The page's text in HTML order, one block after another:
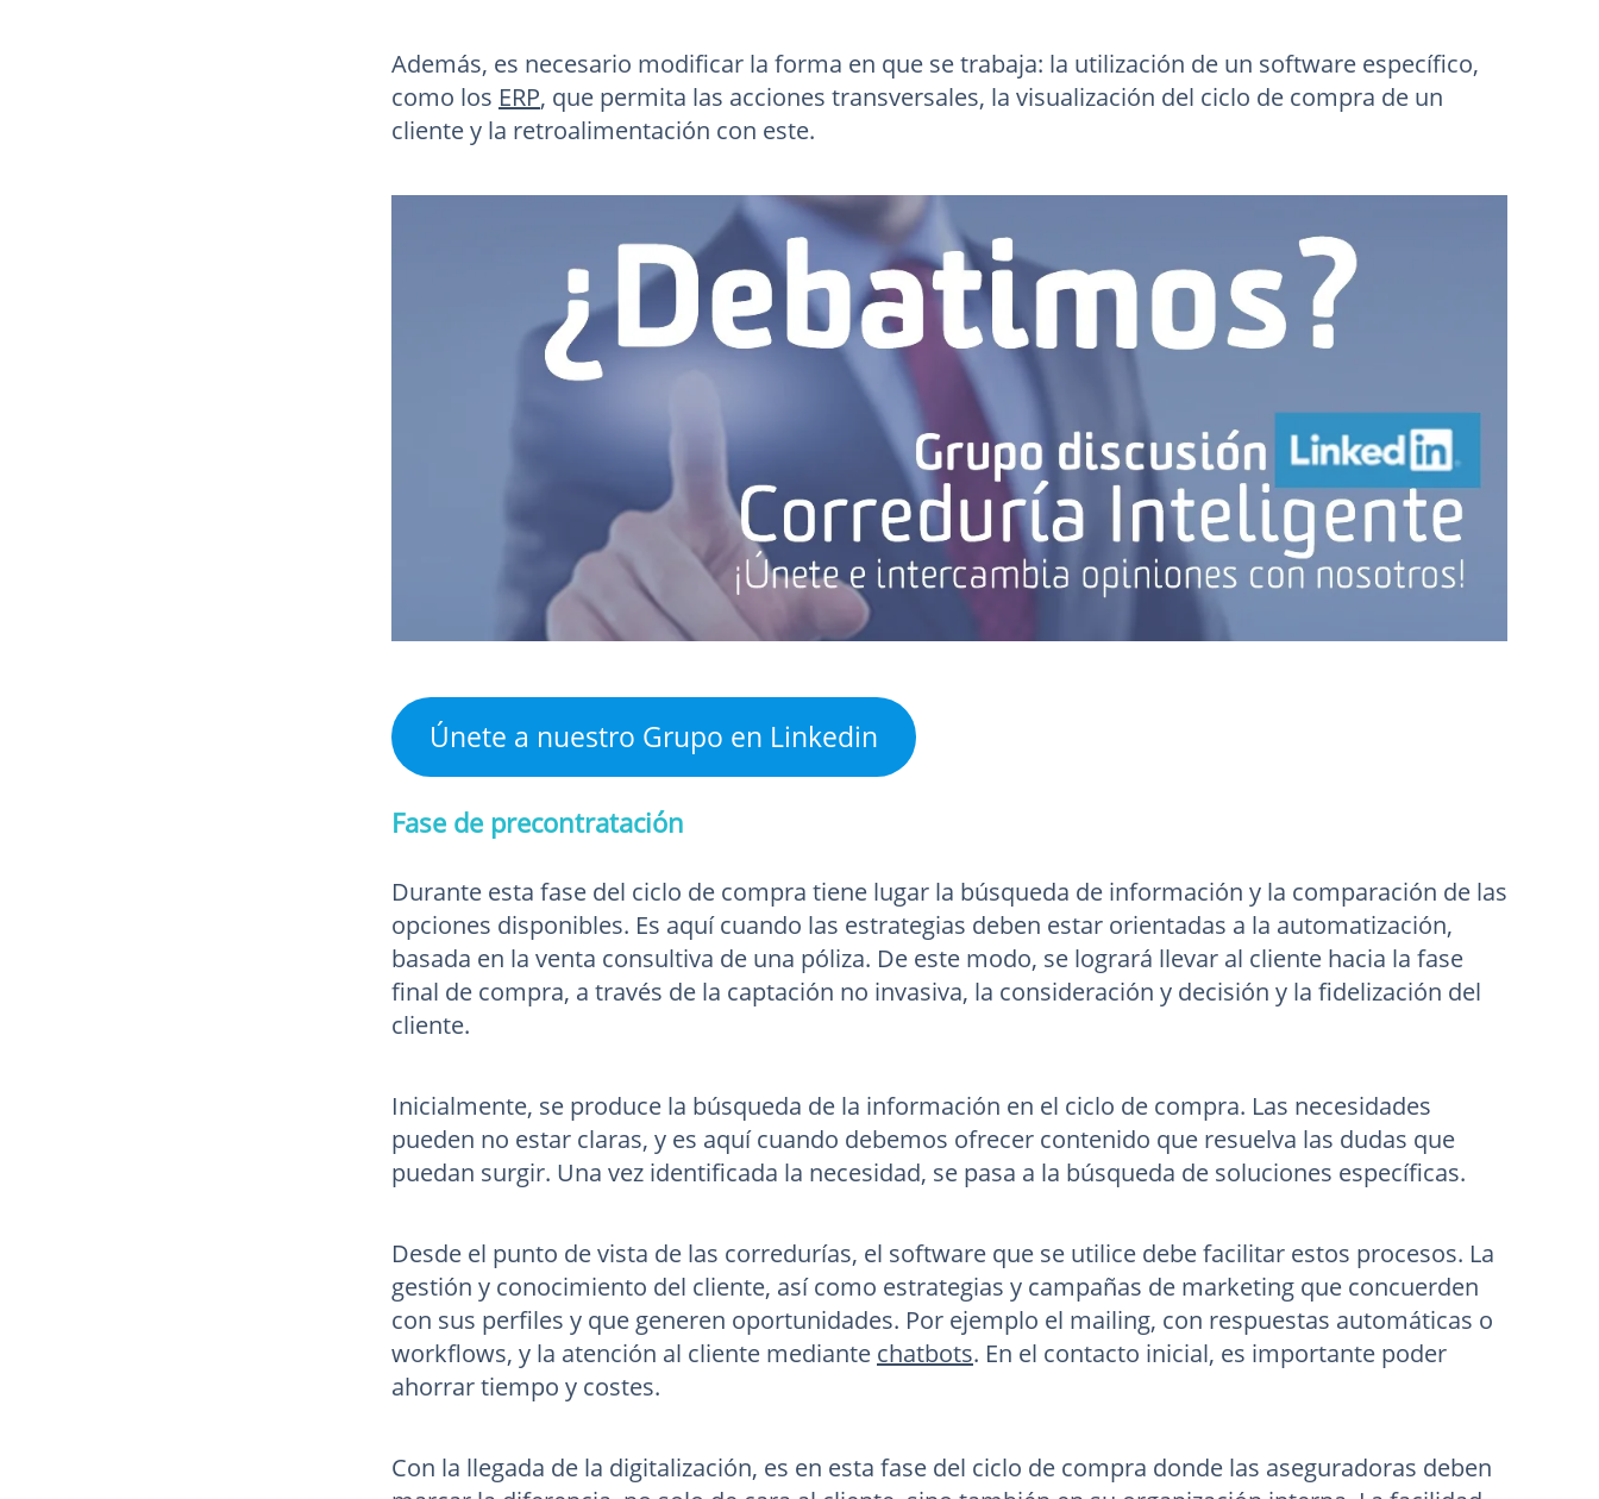
Además, es necesario modificar la forma en que se trabaja: la utilización de un software específico,
como los ERP, que permita las acciones transversales, la visualización del ciclo de compra de un
cliente y la retroalimentación con este.
Únete a nuestro Grupo en Linkedin
Fase de precontratación
Durante esta fase del ciclo de compra tiene lugar la búsqueda de información y la comparación de las
opciones disponibles. Es aquí cuando las estrategias deben estar orientadas a la automatización,
basada en la venta consultiva de una póliza. De este modo, se logrará llevar al cliente hacia la fase
final de compra, a través de la captación no invasiva, la consideración y decisión y la fidelización del
cliente.
Inicialmente, se produce la búsqueda de la información en el ciclo de compra. Las necesidades
pueden no estar claras, y es aquí cuando debemos ofrecer contenido que resuelva las dudas que
puedan surgir. Una vez identificada la necesidad, se pasa a la búsqueda de soluciones específicas.
Desde el punto de vista de las corredurías, el software que se utilice debe facilitar estos procesos. La
gestión y conocimiento del cliente, así como estrategias y campañas de marketing que concuerden
con sus perfiles y que generen oportunidades. Por ejemplo el mailing, con respuestas automáticas o
workflows, y la atención al cliente mediante chatbots. En el contacto inicial, es importante poder
ahorrar tiempo y costes.
Con la llegada de la digitalización, es en esta fase del ciclo de compra donde las aseguradoras deben